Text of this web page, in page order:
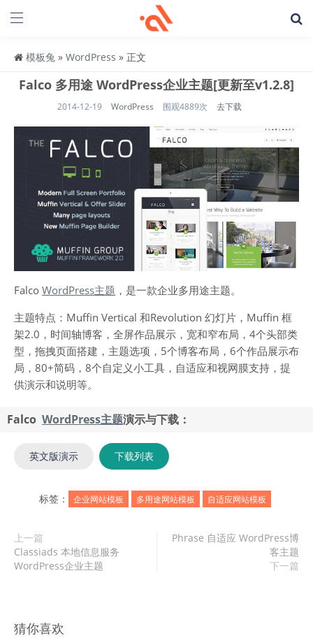
模板兔 » WordPress » 正文
Falco 多用途 WordPress企业主题[更新至v1.2.8]
2014-12-19 WordPress 围观4889次 去下载
Falco WordPress主题 ，是一款企业多用途主题。
主题特点：Muffin Vertical 和Revolution 幻灯片，Muffin 框
架2.0，时间轴博客，全屏作品展示，宽和窄布局，4个头部类
型，拖拽页面搭建，主题选项，5个博客布局，6个作品展示布
局，80+简码，8个自定义小工具，自适应和视网膜支持，提
供演示和说明等。
Falco WordPress主题演示与下载：
英文版演示 下载列表
标签： 企业网站模板 多用途网站模板 自适应网站模板
上一篇
Classiads 本地信息服务
WordPress企业主题
Phrase 自适应 WordPress博
客主题
下一篇
猜你喜欢